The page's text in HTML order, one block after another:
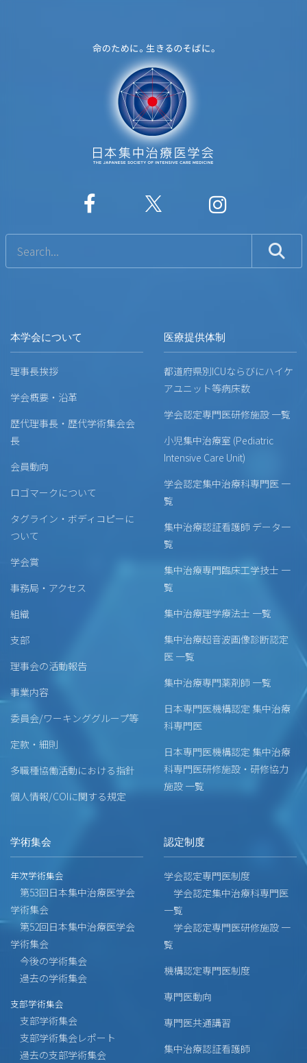
本学会について
理事長挨拶
学会概要・沿革
歴代理事長・歴代学術集会会
長
会員動向
ロゴマークについて
タグライン・ボディコピーに
ついて
学会賞
事務局・アクセス
組織
支部
理事会の活動報告
事業内容
委員会/ワーキンググループ等
定款・細則
多職種協働活動における指針
個人情報/COIに関する規定
医療提供体制
都道府県別ICUならびにハイケ
アユニット等病床数
学会認定専門医研修施設 一覧
小児集中治療室 (Pediatric
Intensive Care Unit)
学会認定集中治療科専門医 一
覧
集中治療認証看護師 データ一
覧
集中治療専門臨床工学技士 一
覧
集中治療理学療法士 一覧
集中治療超音波画像診断認定
医 一覧
集中治療専門薬剤師 一覧
日本専門医機構認定 集中治療
科専門医
日本専門医機構認定 集中治療
科専門医研修施設・研修協力
施設 一覧
学術集会
年次学術集会
第53回日本集中治療医学会
学術集会
第52回日本集中治療医学会
学術集会
今後の学術集会
過去の学術集会
支部学術集会
支部学術集会
支部学術集会レポート
過去の支部学術集会
認定制度
学会認定専門医制度
学会認定集中治療科専門医
一覧
学会認定専門医研修施設 一
覧
機構認定専門医制度
専門医動向
専門医共通講習
集中治療認証看護師